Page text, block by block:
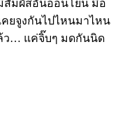
สัมผัสอันอ่อนโยน มือ
ยจูงกันไปไหนมาไหน
ว… แค่จิ๊บๆ มดกันนิด